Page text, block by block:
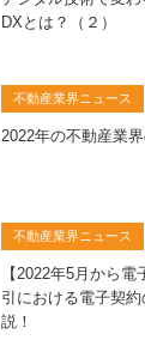
DXとは？（２）
不動産業界ニュース
2022年の不動産業
不動産業界ニュース
【2022年5月から
引における電子契
説！